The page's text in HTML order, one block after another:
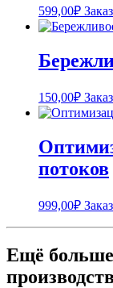
599,00₽
150,00₽
потоков
999,00₽
Ещё больше